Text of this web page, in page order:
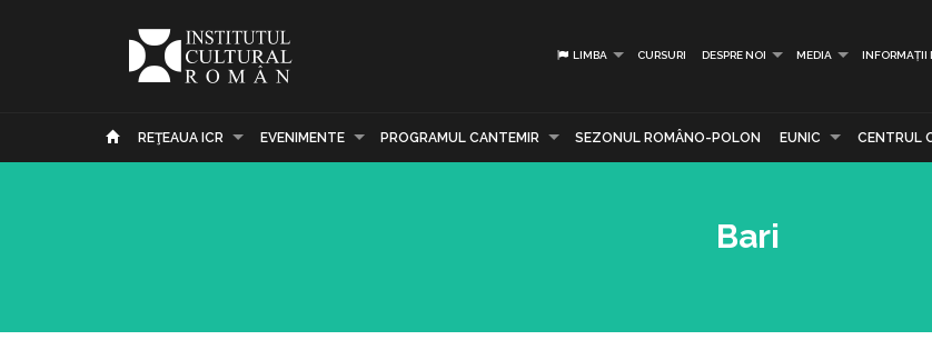
LIMBA CURSURI DESPRE NOI MEDIA INFORMAȚII
REŢEAUA ICR EVENIMENTE PROGRAMUL CANTEMIR SEZONUL ROMÂNO-POLON EUNIC CENTRUL
Bari